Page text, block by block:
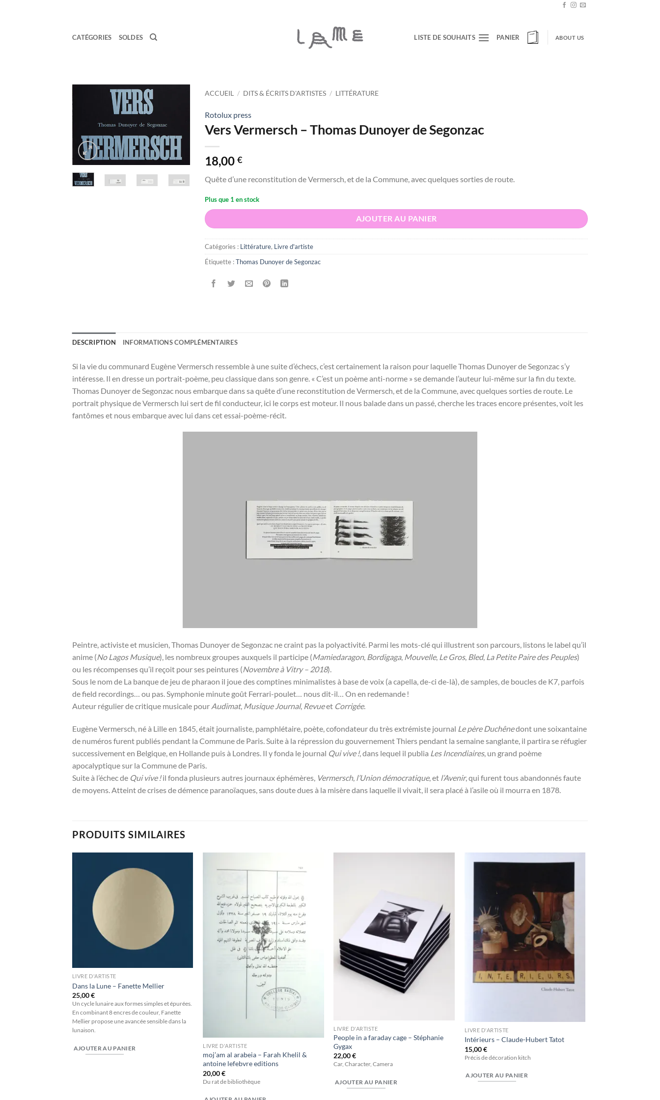
CATÉGORIES SOLDES LISTE DE SOUHAITS PANIER ABOUT US
à la
wishlist
ACCUEIL / DITS & ÉCRITS D'ARTISTES / LITTÉRATURE
Rotolux press
Vers Vermersch – Thomas Dunoyer de Segonzac
18,00 €
Quête d’une reconstitution de Vermersch, et de la Commune, avec quelques sorties de route.
Plus que 1 en stock
AJOUTER AU PANIER
Catégories : Littérature, Livre d'artiste
Étiquette :Thomas Dunoyer de Segonzac
DESCRIPTION INFORMATIONS COMPLÉMENTAIRES
Si la vie du communard Eugène Vermersch ressemble à une suite d’échecs, c’est certainement la raison pour laquelle Thomas Dunoyer de Segonzac s’y
intéresse. Il en dresse un portrait-poème, peu classique dans son genre. « C’est un poème anti-norme » se demande l’auteur lui-même sur la fin du texte.
Thomas Dunoyer de Segonzac nous embarque dans sa quête d’une reconstitution de Vermersch, et de la Commune, avec quelques sorties de route. Le
portrait physique de Vermersch lui sert de fil conducteur, ici le corps est moteur. Il nous balade dans un passé, cherche les traces encore présentes, voit les
fantômes et nous embarque avec lui dans cet essai-poème-récit.
Peintre, activiste et musicien, Thomas Dunoyer de Segonzac ne craint pas la polyactivité. Parmi les mots-clé qui illustrent son parcours, listons le label qu’il
anime (No Lagos Musique), les nombreux groupes auxquels il participe (Mamiedaragon, Bordigaga, Mouvelle, Le Gros, Bled, La Petite Paire des Peuples)
ou les récompenses qu’il reçoit pour ses peintures (Novembre à Vitry – 2018).
Sous le nom de La banque de jeu de pharaon il joue des comptines minimalistes à base de voix (a capella, de-ci de-là), de samples, de boucles de K7, parfois
de field recordings… ou pas. Symphonie minute goût Ferrari-poulet… nous dit-il… On en redemande !
Auteur régulier de critique musicale pour Audimat, Musique Journal, Revueet Corrigée.
Eugène Vermersch, né à Lille en 1845, était journaliste, pamphlétaire, poète, cofondateur du très extrémiste journal Le père Duchênedont une soixantaine
de numéros furent publiés pendant la Commune de Paris. Suite à la répression du gouvernement Thiers pendant la semaine sanglante, il partira se réfugier
successivement en Belgique, en Hollande puis à Londres. Il y fonda le journal Qui vive !, dans lequel il publia Les Incendiaires, un grand poème
apocalyptique sur la Commune de Paris.
Suite à l’échec de Qui vive !il fonda plusieurs autres journaux éphémères, Vermersch, l’Union démocratique, et l’Avenir, qui furent tous abandonnés faute
de moyens. Atteint de crises de démence paranoïaques, sans doute dues à la misère dans laquelle il vivait, il sera placé à l’asile où il mourra en 1878.
PRODUITS SIMILAIRES
wishlist
LIVRE D'ARTISTE
Dans la Lune – Fanette Mellier
25,00€
Un cycle lunaire aux formes simples et épurées.
En combinant 8 encres de couleur, Fanette
Mellier propose une avancée sensible dans la
lunaison.
AJOUTER AU PANIER LIVRE D'ARTISTE
moj’am al arabeia – Farah Khelil &
antoine lefebvre editions
20,00€
Du rat de bibliothèque
LIVRE D'ARTISTE
People in a faraday cage – Stéphanie
Gygax
22,00€
Car, Character, Camera
AJOUTER AU PANIER
wishlist
LIVRE D'ARTISTE
Intérieurs – Claude-Hubert Tatot
15,00€
Précis de décoration kitch
AJOUTER AU PANIER